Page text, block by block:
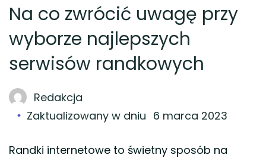
Na co zwrócić uwagę przy
wyborze najlepszych
serwisów randkowych
Redakcja
Zaktualizowany w dniu 6 marca 2023
Randki internetowe to świetny sposób na